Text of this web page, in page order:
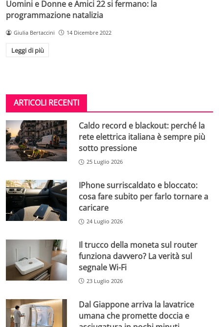
Uomini e Donne e Amici 22 si fermano: la
programmazione natalizia
Giulia Bertaccini 14 Dicembre 2022
Leggi di più
ARTICOLI RECENTI
Caldo record e blackout: perché la
rete elettrica italiana è sempre più
sotto pressione
25 Luglio 2026
IPhone surriscaldato e bloccato:
cosa fare subito per farlo tornare a
caricare
24 Luglio 2026
Il trucco della moneta sul router
funziona davvero? La verità sul
segnale Wi-Fi
23 Luglio 2026
Dal Giappone arriva la lavatrice
umana che promette doccia e